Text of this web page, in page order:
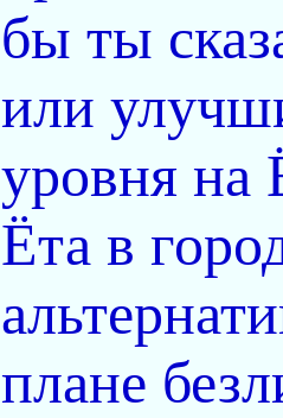
бы ты
или
уровня на
Ёта в
плане